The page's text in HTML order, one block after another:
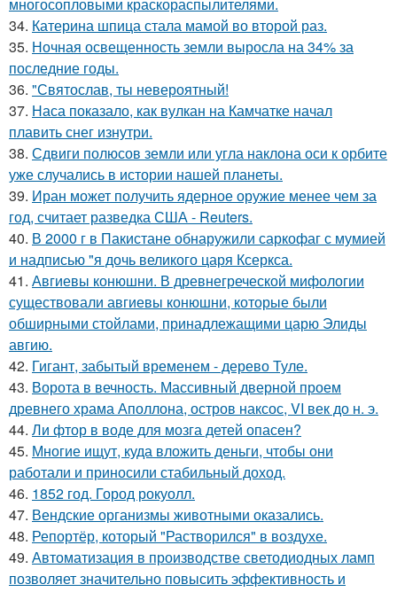
34. Катерина шпица стала мамой во второй раз.
35. Ночная освещенность земли выросла на 34% за
последние годы.
36. "Святослав, ты невероятный!
37. Наса показало, как вулкан на Камчатке начал
плавить снег изнутри.
38. Сдвиги полюсов земли или угла наклона оси к орбите
уже случались в истории нашей планеты.
39. Иран может получить ядерное оружие менее чем за
год, считает разведка США - Reuters.
40. В 2000 г в Пакистане обнаружили саркофаг с мумией
и надписью "я дочь великого царя Ксеркса.
41. Авгиевы конюшни. В древнегреческой мифологии
существовали авгиевы конюшни, которые были
обширными стойлами, принадлежащими царю Элиды
авгию.
42. Гигант, забытый временем - дерево Туле.
43. Ворота в вечность. Массивный дверной проем
древнего храма Аполлона, остров наксос, VI век до н. э.
44. Ли фтор в воде для мозга детей опасен?
45. Многие ищут, куда вложить деньги, чтобы они
работали и приносили стабильный доход.
46. 1852 год. Город рокуолл.
47. Вендские организмы животными оказались.
48. Репортёр, который "Растворился" в воздухе.
49. Автоматизация в производстве светодиодных ламп
позволяет значительно повысить эффективность и